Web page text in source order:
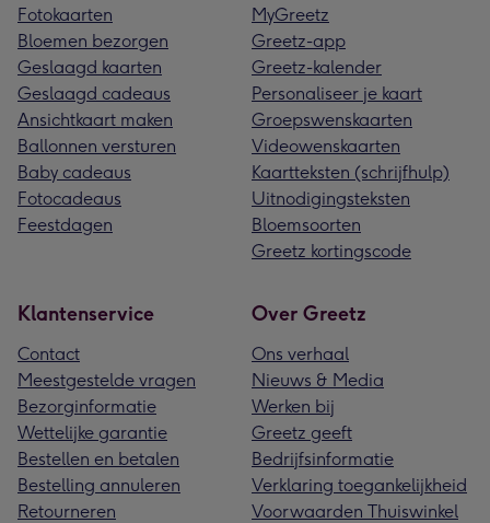
Fotokaarten
Bloemen bezorgen
Geslaagd kaarten
Geslaagd cadeaus
Ansichtkaart maken
Ballonnen versturen
Baby cadeaus
Fotocadeaus
Feestdagen
MyGreetz
Greetz-app
Greetz-kalender
Personaliseer je kaart
Groepswenskaarten
Videowenskaarten
Kaartteksten (schrijfhulp)
Uitnodigingsteksten
Bloemsoorten
Greetz kortingscode
Klantenservice
Contact
Meestgestelde vragen
Bezorginformatie
Wettelijke garantie
Bestellen en betalen
Bestelling annuleren
Retourneren
Over Greetz
Ons verhaal
Nieuws & Media
Werken bij
Greetz geeft
Bedrijfsinformatie
Verklaring toegankelijkheid
Voorwaarden Thuiswinkel